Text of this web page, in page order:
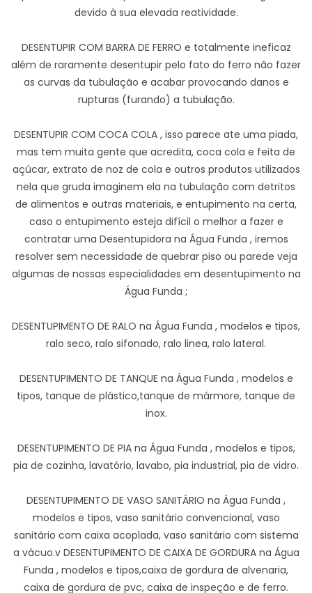
devido à sua elevada reatividade.
DESENTUPIR COM BARRA DE FERRO e totalmente ineficaz
além de raramente desentupir pelo fato do ferro não fazer
as curvas da tubulação e acabar provocando danos e
rupturas (furando) a tubulação.
DESENTUPIR COM COCA COLA , isso parece ate uma piada,
mas tem muita gente que acredita, coca cola e feita de
açúcar, extrato de noz de cola e outros produtos utilizados
nela que gruda imaginem ela na tubulação com detritos
de alimentos e outras materiais, e entupimento na certa,
caso o entupimento esteja difícil o melhor a fazer e
contratar uma Desentupidora na Água Funda , iremos
resolver sem necessidade de quebrar piso ou parede veja
algumas de nossas especialidades em desentupimento na
Água Funda ;
DESENTUPIMENTO DE RALO na Água Funda , modelos e tipos,
ralo seco, ralo sifonado, ralo linea, ralo lateral.
DESENTUPIMENTO DE TANQUE na Água Funda , modelos e
tipos, tanque de plástico,tanque de mármore, tanque de
inox.
DESENTUPIMENTO DE PIA na Água Funda , modelos e tipos,
pia de cozinha, lavatório, lavabo, pia industrial, pia de vidro.
DESENTUPIMENTO DE VASO SANITÁRIO na Água Funda ,
modelos e tipos, vaso sanitário convencional, vaso
sanitário com caixa acoplada, vaso sanitário com sistema
a vácuo.v DESENTUPIMENTO DE CAIXA DE GORDURA na Água
Funda , modelos e tipos,caixa de gordura de alvenaria,
caixa de gordura de pvc, caixa de inspeção e de ferro.